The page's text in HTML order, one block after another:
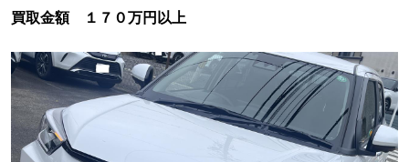
買取金額 １７０万円以上